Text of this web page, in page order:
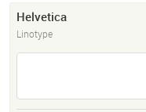
Helvetica
Linotype